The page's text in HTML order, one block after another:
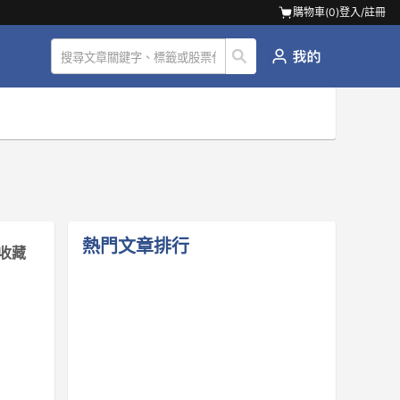
購物車(0)登入/註冊
藏 熱門文章排行